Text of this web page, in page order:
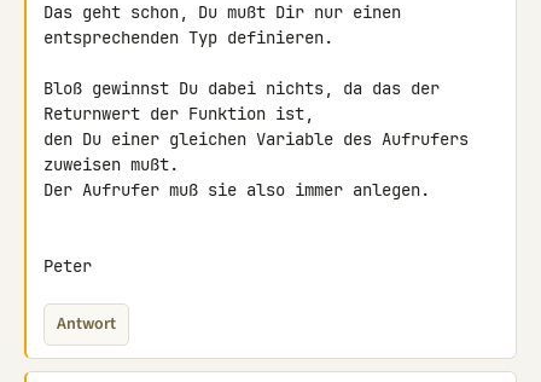
Das geht schon, Du mußt Dir nur einen
entsprechenden Typ definieren.
Bloß gewinnst Du dabei nichts, da das der
Returnwert der Funktion ist,
den Du einer gleichen Variable des Aufrufers
zuweisen mußt.
Der Aufrufer muß sie also immer anlegen.
Peter
Antwort